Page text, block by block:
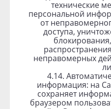
технические
персональной
от
доступа,
неправомерных
4.14.
информация: на
сохраняет
браузером